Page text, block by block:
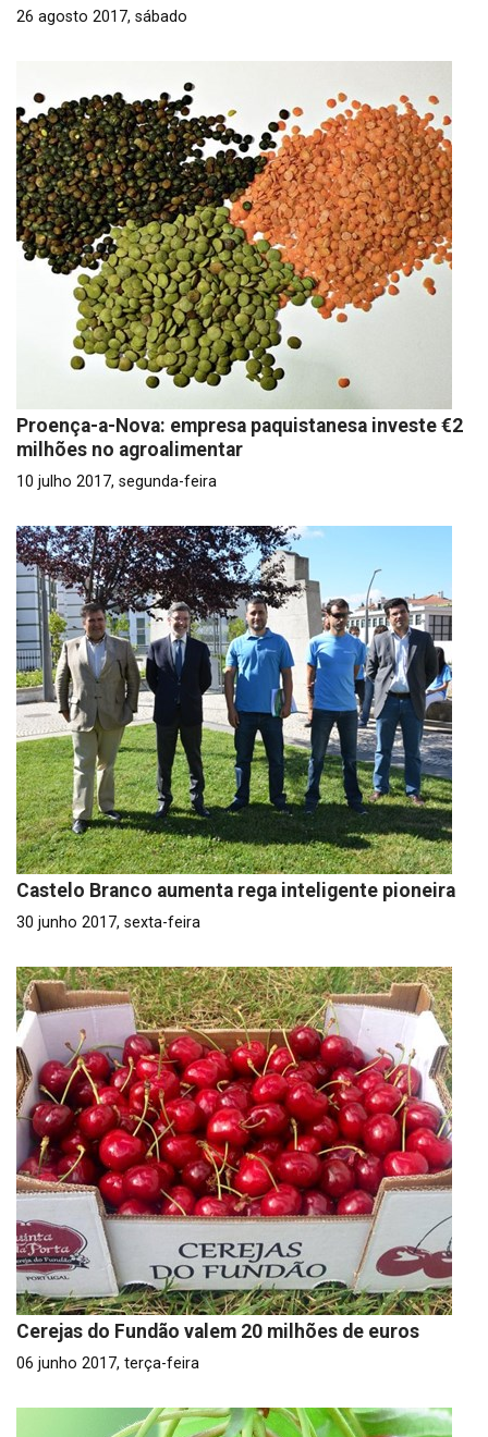
26 agosto 2017, sábado
Proença-a-Nova: empresa paquistanesa investe €2
milhões no agroalimentar
10 julho 2017, segunda-feira
Castelo Branco aumenta rega inteligente pioneira
30 junho 2017, sexta-feira
Cerejas do Fundão valem 20 milhões de euros
06 junho 2017, terça-feira